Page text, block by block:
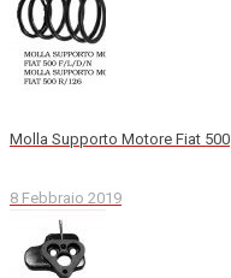
Molla Supporto Motore Fiat 500
8 Febbraio 2019